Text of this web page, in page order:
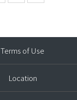
Terms of Use
Location